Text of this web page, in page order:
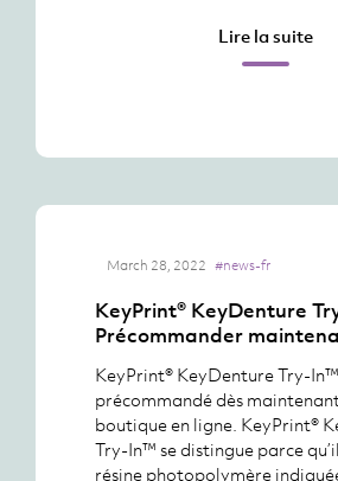
Lire la suite
March 28, 2022 #news-fr
KeyPrint® KeyDenture
Précommander
KeyPrint® KeyDenture Try-
précommandé dès
boutique en ligne. KeyPrint®
Try-In™ se distingue parce qu’il
résine photopolymère